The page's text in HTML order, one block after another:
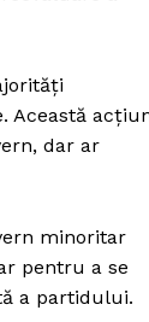
Această
dar ar
minoritar
pentru a se
a partidului.